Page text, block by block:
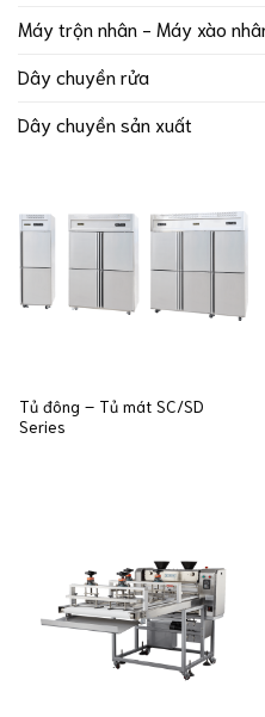
Máy trộn nhân - Máy xào
Dây chuyền rửa
Dây chuyền sản xuất
Tủ đông – Tủ mát SC/SD
Series